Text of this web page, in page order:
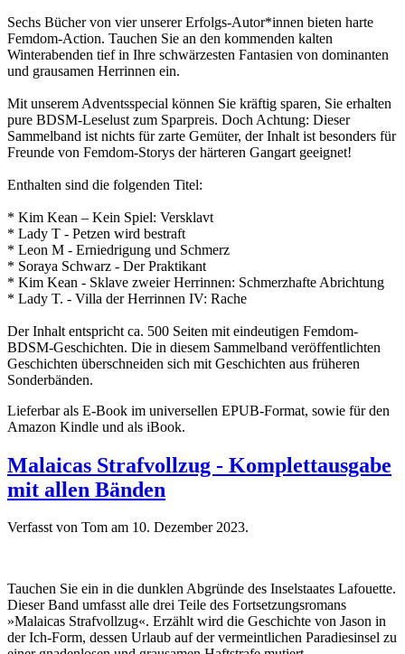
Sechs Bücher von vier unserer Erfolgs-Autor*innen bieten harte
Femdom-Action. Tauchen Sie an den kommenden kalten
Winterabenden tief in Ihre schwärzesten Fantasien von dominanten
und grausamen Herrinnen ein.
Mit unserem Adventsspecial können Sie kräftig sparen, Sie erhalten
pure BDSM-Leselust zum Sparpreis. Doch Achtung: Dieser
Sammelband ist nichts für zarte Gemüter, der Inhalt ist besonders für
Freunde von Femdom-Storys der härteren Gangart geeignet!
Enthalten sind die folgenden Titel:
* Kim Kean – Kein Spiel: Versklavt
* Lady T - Petzen wird bestraft
* Leon M - Erniedrigung und Schmerz
* Soraya Schwarz - Der Praktikant
* Kim Kean - Sklave zweier Herrinnen: Schmerzhafte Abrichtung
* Lady T. - Villa der Herrinnen IV: Rache
Der Inhalt entspricht ca. 500 Seiten mit eindeutigen Femdom-
BDSM-Geschichten. Die in diesem Sammelband veröffentlichten
Geschichten überschneiden sich mit Geschichten aus früheren
Sonderbänden.
Lieferbar als E-Book im universellen EPUB-Format, sowie für den
Amazon Kindle und als iBook.
Malaicas Strafvollzug - Komplettausgabe
mit allen Bänden
Verfasst von Tom am 10. Dezember 2023.
Tauchen Sie ein in die dunklen Abgründe des Inselstaates Lafouette.
Dieser Band umfasst alle drei Teile des Fortsetzungsromans
»Malaicas Strafvollzug«. Erzählt wird die Geschichte von Jason in
der Ich-Form, dessen Urlaub auf der vermeintlichen Paradiesinsel zu